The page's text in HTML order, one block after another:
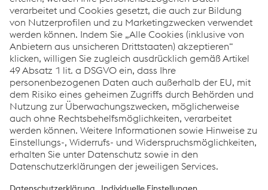
Links
Shift2Rail
EU-Projekt „Shift2Rail“ - Bahntransport noch
wettbewerbsfähiger gestalten
Links
Systemlösungen
Karriere
Compliance
Verhaltenskodex